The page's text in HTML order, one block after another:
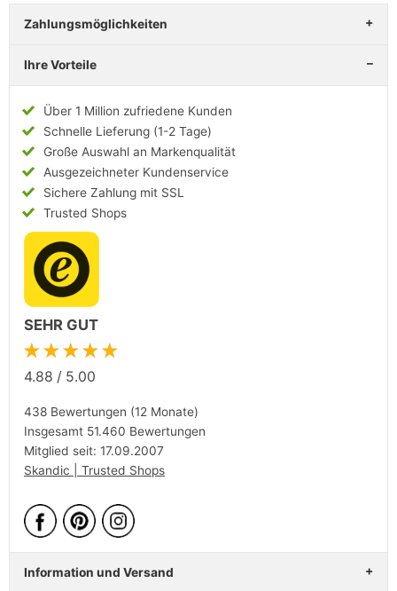
Zahlungsmöglichkeiten
Ihre Vorteile
Über 1 Million zufriedene Kunden
Schnelle Lieferung (1-2 Tage)
Große Auswahl an Markenqualität
Ausgezeichneter Kundenservice
Sichere Zahlung mit SSL
Trusted Shops
SEHR GUT
★★★★★
4.88 / 5.00
438 Bewertungen (12 Monate)
Insgesamt 51.460 Bewertungen
Mitglied seit: 17.09.2007
Skandic | Trusted Shops
Information und Versand